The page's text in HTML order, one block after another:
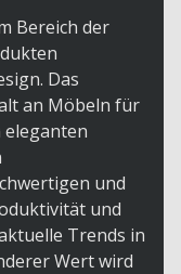
Bereich der
Das
an Möbeln für
eleganten
und
und
Trends in
Wert wird